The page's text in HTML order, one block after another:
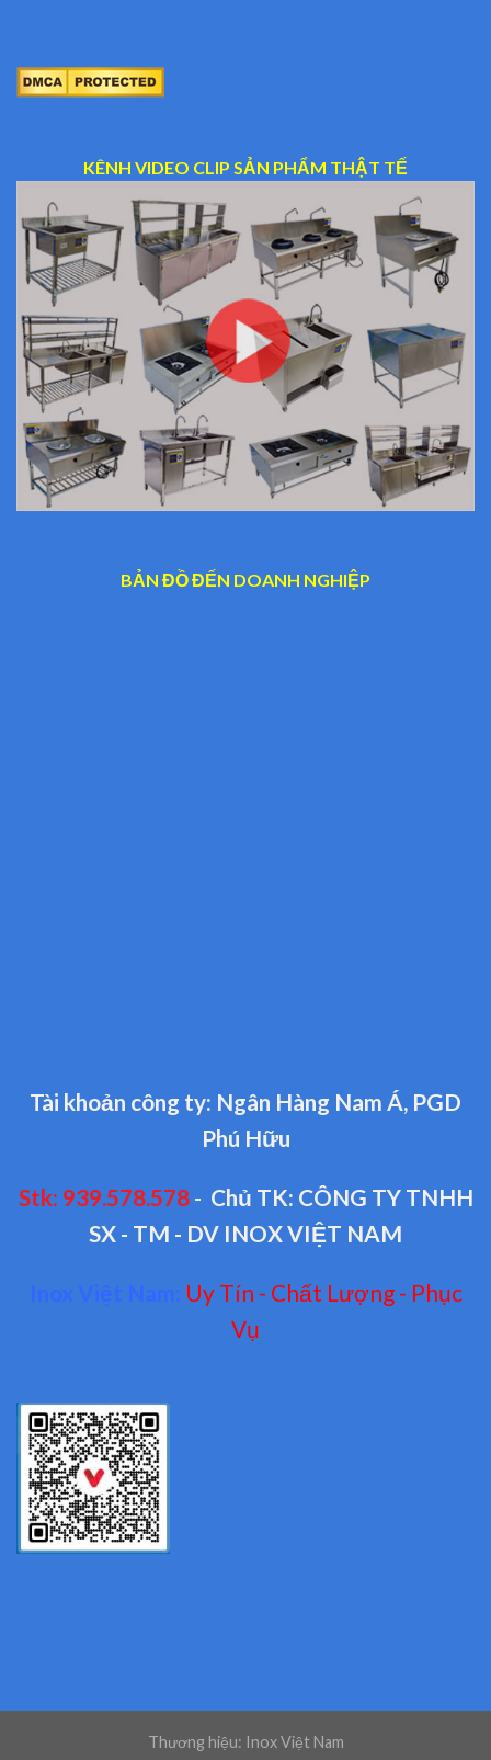
KÊNH VIDEO CLIP SẢN PHẨM THẬT TẾ
BẢN ĐỒ ĐẾN DOANH NGHIỆP
Tài khoản công ty: Ngân Hàng Nam Á, PGD
Phú Hữu
Stk: 939.578.578- Chủ TK: CÔNG TY TNHH
SX - TM - DV INOX VIỆT NAM
Inox Việt Nam: Uy Tín - Chất Lượng - Phục
Vụ
Thương hiệu: Inox Việt Nam